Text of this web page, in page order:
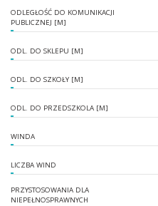
ODLEGŁOŚĆ DO KOMUNIKACJI
PUBLICZNEJ [M]
ODL. DO SKLEPU [M]
ODL. DO SZKOŁY [M]
ODL. DO PRZEDSZKOLA [M]
WINDA
LICZBA WIND
PRZYSTOSOWANIA DLA
NIEPEŁNOSPRAWNYCH